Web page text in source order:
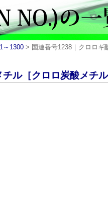
～1300 > 国連番号1238｜クロロギ
ル［クロロ炭酸メチ